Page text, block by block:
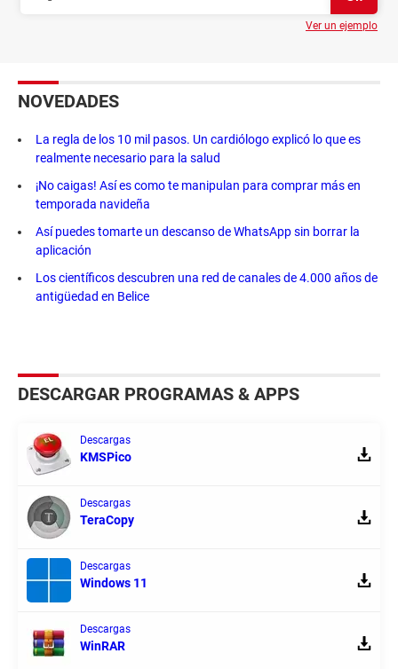
Ver un ejemplo
NOVEDADES
La regla de los 10 mil pasos. Un cardiólogo explicó lo que es
realmente necesario para la salud
¡No caigas! Así es como te manipulan para comprar más en
temporada navideña
Así puedes tomarte un descanso de WhatsApp sin borrar la
aplicación
Los científicos descubren una red de canales de 4.000 años de
antigüedad en Belice
DESCARGAR PROGRAMAS & APPS
Descargas
KMSPico
Descargas
TeraCopy
Descargas
Windows 11
Descargas
WinRAR